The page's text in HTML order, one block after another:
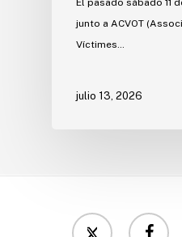
El pasado sábado 11
junto a ACVOT
Víctimes…
julio 13, 2026
twitter facebook